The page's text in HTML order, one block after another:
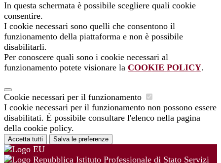
In questa schermata è possibile scegliere quali cookie
consentire.
I cookie necessari sono quelli che consentono il
funzionamento della piattaforma e non è possibile
disabilitarli.
Per conoscere quali sono i cookie necessari al
funzionamento potete visionare la COOKIE POLICY.
Cookie necessari per il funzionamento
I cookie necessari per il funzionamento non possono essere
disabilitati. È possibile consultare l'elenco nella pagina
della cookie policy.
Accetta tutti Salva le preferenze
Istituto Professionale di Stato Servizi